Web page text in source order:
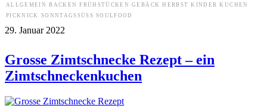
ALLGEMEIN BACKEN FRÜHSTÜCKEN GEBÄCK HERBST KINDER KUCHEN
PICKNICK
SONNTAGSSÜSS SOULFOOD
29. Januar 2022
Grosse Zimtschnecke Rezept – ein
Zimtschneckenkuchen